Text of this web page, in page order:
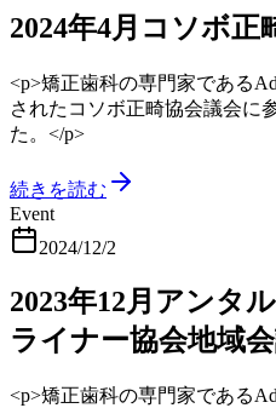
2024年4月コソボ正
<p>矯正歯科の専門家である
されたコソボ正畸協会議会に
た。</p>
続きを読む
Event
2024/12/2
2023年12月アンタ
ライナー協会地域
<p>矯正歯科の専門家である